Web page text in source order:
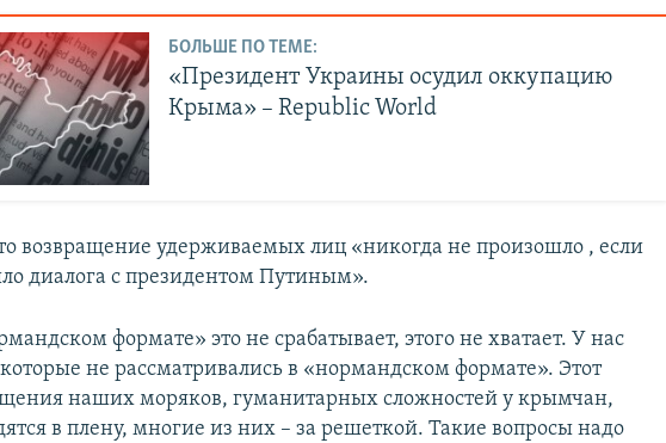
БОЛЬШЕ ПО ТЕМЕ:
«Президент Украины осудил оккупацию
Крыма» – Republic World
возвращение удерживаемых лиц «никогда не произошло , если
диалога с президентом Путиным».
формате» это не срабатывает, этого не хватает. У нас
не рассматривались в «нормандском формате». Этот
наших моряков, гуманитарных сложностей у крымчан,
в плену, многие из них – за решеткой. Такие вопросы надо